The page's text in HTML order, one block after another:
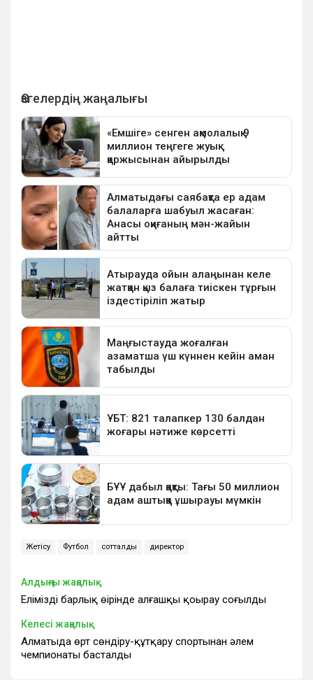
Жетісу Футбол сотталды директор
Алдыңғы жаңалық
Еліміздің барлық өңірінде алғашқы қоңырау соғылды
Келесі жаңалық
Алматыда өрт сөндіру-құтқару спортынан әлем
чемпионаты басталды